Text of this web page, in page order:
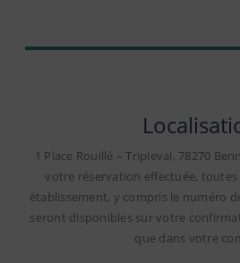
1 Place Rouillé – Tripleval, 78270
votre réservation effectuée,
établissement, y compris le numéro
seront disponibles sur votre
que dans votre